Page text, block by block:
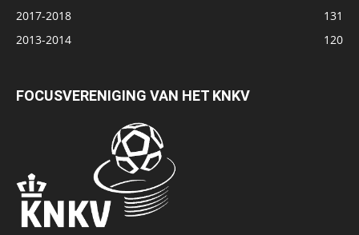
2017-2018
131
2013-2014
120
FOCUSVERENIGING VAN HET KNKV